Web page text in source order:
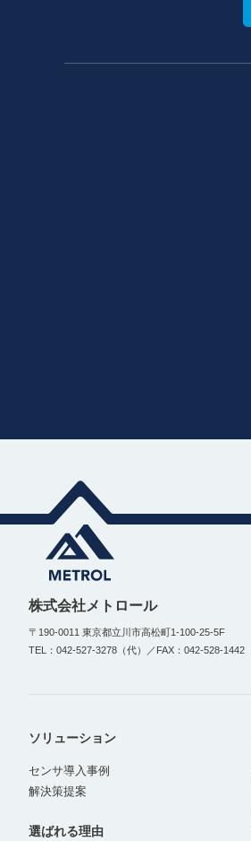
株式会社メトロール
〒190-0011 東京都立川市高松町1-100-25-5F
TEL：042-527-3278（代）／FAX：042-528-1442
ソリューション
センサ導入事例
解決策提案
選ばれる理由